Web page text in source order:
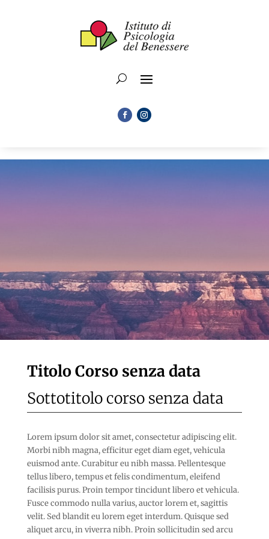
Titolo Corso senza data
Sottotitolo corso senza data
Lorem ipsum dolor sit amet, consectetur adipiscing elit.
Morbi nibh magna, efficitur eget diam eget, vehicula
euismod ante. Curabitur eu nibh massa. Pellentesque
tellus libero, tempus et felis condimentum, eleifend
facilisis purus. Proin tempor tincidunt libero et vehicula.
Fusce commodo nulla varius, auctor lorem et, sagittis
velit. Sed blandit eu lorem eget interdum. Quisque sed
aliquet arcu, in viverra nibh. Proin sollicitudin sed arcu